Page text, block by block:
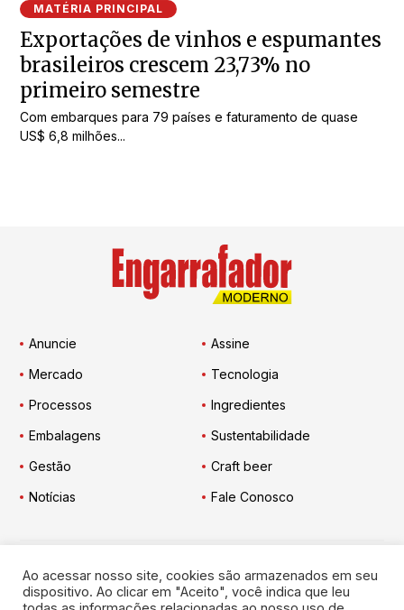
MATÉRIA PRINCIPAL
Exportações de vinhos e espumantes
brasileiros crescem 23,73% no
primeiro semestre
Com embarques para 79 países e faturamento de quase
US$ 6,8 milhões...
Anuncie
Assine
Mercado
Tecnologia
Processos
Ingredientes
Embalagens
Sustentabilidade
Gestão
Craft beer
Notícias
Fale Conosco
Engarrafador Moderno nas Redes:
Ao acessar nosso site, cookies são armazenados em seu
dispositivo. Ao clicar em "Aceito", você indica que leu